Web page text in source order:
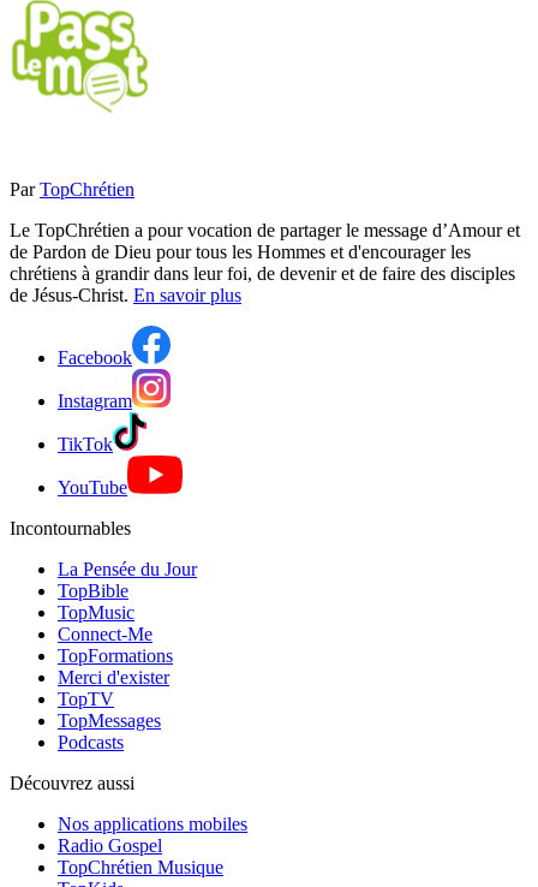
Par TopChrétien
Le TopChrétien a pour vocation de partager le message d’Amour et
de Pardon de Dieu pour tous les Hommes et d'encourager les
chrétiens à grandir dans leur foi, de devenir et de faire des disciples
de Jésus-Christ. En savoir plus
Facebook
Instagram
TikTok
YouTube
Incontournables
La Pensée du Jour
TopBible
TopMusic
Connect-Me
TopFormations
Merci d'exister
TopTV
TopMessages
Podcasts
Découvrez aussi
Nos applications mobiles
Radio Gospel
TopChrétien Musique